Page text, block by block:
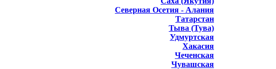
Северная Осетия - Алания
Татарстан
Тыва (Тува)
Удмуртская
Хакасия
Чеченская
Чувашская